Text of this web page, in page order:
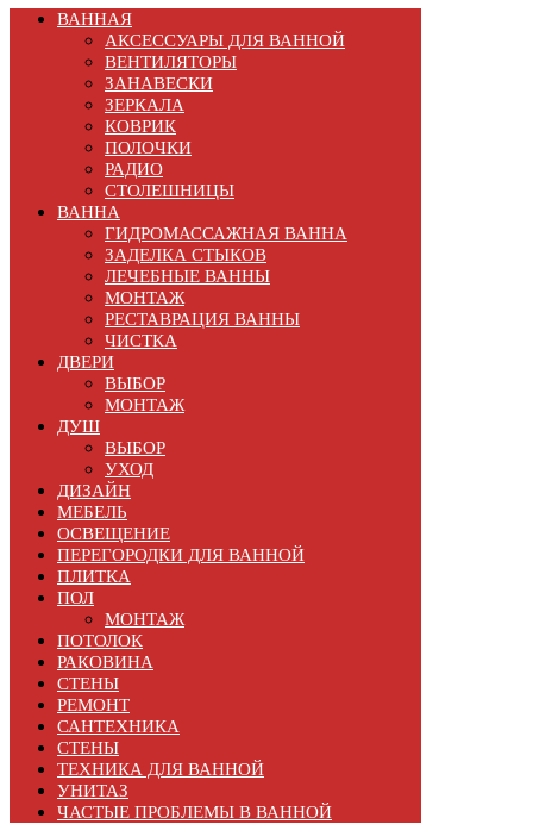
ВАННАЯ
АКСЕССУАРЫ ДЛЯ ВАННОЙ
ВЕНТИЛЯТОРЫ
ЗАНАВЕСКИ
ЗЕРКАЛА
КОВРИК
ПОЛОЧКИ
РАДИО
СТОЛЕШНИЦЫ
ВАННА
ГИДРОМАССАЖНАЯ ВАННА
ЗАДЕЛКА СТЫКОВ
ЛЕЧЕБНЫЕ ВАННЫ
МОНТАЖ
РЕСТАВРАЦИЯ ВАННЫ
ЧИСТКА
ДВЕРИ
ВЫБОР
МОНТАЖ
ДУШ
ВЫБОР
УХОД
ДИЗАЙН
МЕБЕЛЬ
ОСВЕЩЕНИЕ
ПЕРЕГОРОДКИ ДЛЯ ВАННОЙ
ПЛИТКА
ПОЛ
МОНТАЖ
ПОТОЛОК
РАКОВИНА
СТЕНЫ
РЕМОНТ
САНТЕХНИКА
СТЕНЫ
ТЕХНИКА ДЛЯ ВАННОЙ
УНИТАЗ
ЧАСТЫЕ ПРОБЛЕМЫ В ВАННОЙ